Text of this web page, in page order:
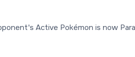
Active Pokémon is now